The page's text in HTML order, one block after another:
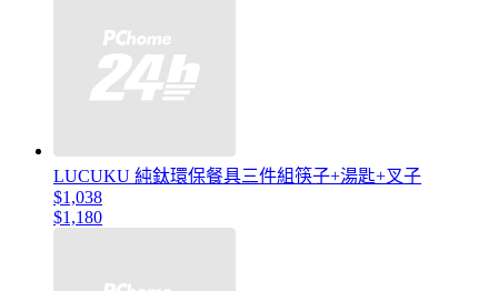
LUCUKU 純鈦環保餐具三件組筷子+湯匙+叉子
$1,038
$1,180